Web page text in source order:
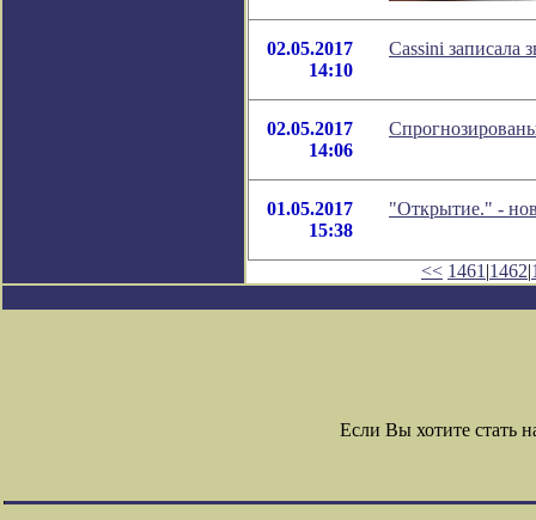
02.05.2017
14:10
Cassini записала
02.05.2017
14:06
01.05.2017
15:38
"Открытие." -
<< 1461 |1462|
Если Вы хотите стать